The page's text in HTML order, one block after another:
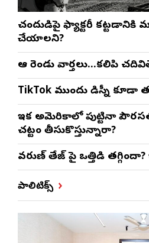
చంద్రుడిపై ఫ్యాక్టరీ కట్టడానికి
చేయాలని?
ఆ రెండు వార్తలు…కలిపి
TikTok ముందు డిస్నీ కూడా
ఇక అమెరికాలో పుట్టినా
చట్టం తీసుకొస్తున్నారా?
వరుణ్ తేజ్‌ పై ఒత్తిడి
పాలిటిక్స్